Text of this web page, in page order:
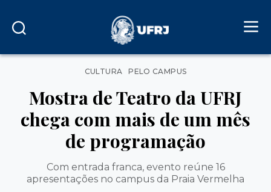
Categorias
CULTURA PELO CAMPUS
Mostra de Teatro da UFRJ
chega com mais de um mês
de programação
Com entrada franca, evento reúne 16
apresentações no campus da Praia Vermelha